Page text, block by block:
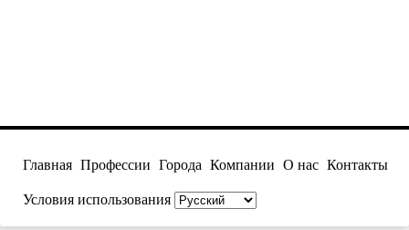
Главная Профессии Города Компании О нас Контакты
Условия использования